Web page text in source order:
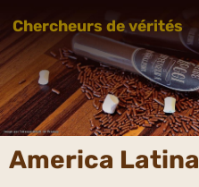
Chercheurs de vérités
America Latina